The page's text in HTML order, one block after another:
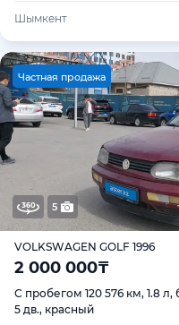
Шымкент
Частная продажа
5
VOLKSWAGEN GOLF 1996
2 000 000₸
С пробегом 120 576 км, 1.8
5 дв., красный